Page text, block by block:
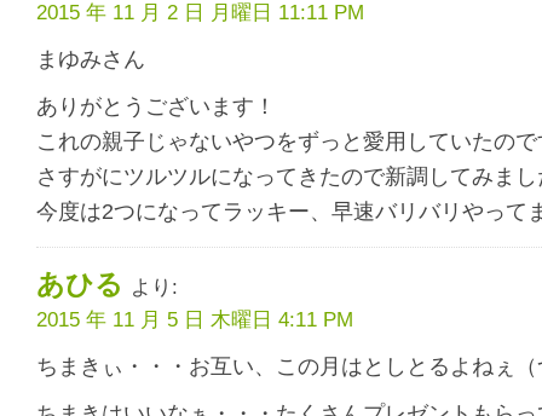
2015 年 11 月 2 日 月曜日 11:11 PM
まゆみさん
ありがとうございます！
これの親子じゃないやつをずっと愛用していたの
さすがにツルツルになってきたので新調してみま
今度は2つになってラッキー、早速バリバリやって
あひる より:
2015 年 11 月 5 日 木曜日 4:11 PM
ちまきぃ・・・お互い、この月はとしとるよねぇ（